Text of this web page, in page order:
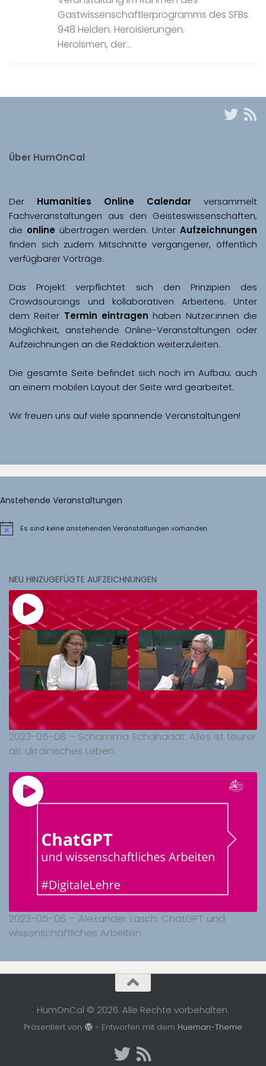
Gastwissenschaftlerprogramms des SFBs
948 Helden. Heroisierungen.
Heroismen, der...
Über HumOnCal
Der Humanities Online Calendar versammelt
Fachveranstaltungen aus den Geisteswissenschaften,
die online übertragen werden. Unter Aufzeichnungen
finden sich zudem Mitschnitte vergangener, öffentlich
Das Projekt verpflichtet sich den Prinzipien des
Crowdsourcings und kollaborativen Arbeitens. Unter
dem Reiter Termin eintragen haben Nutzer:innen die
Möglichkeit, anstehende Online-Veranstaltungen oder
Aufzeichnungen an die Redaktion weiterzuleiten.
Die gesamte Seite befindet sich noch im Aufbau; auch
Wir freuen uns auf viele spannende Veranstaltungen!
Anstehende Veranstaltungen
HinweisEs sind keine anstehenden Veranstaltungen vorhanden.
NEU HINZUGEFÜGTE AUFZEICHNUNGEN
2023-05-08 – Schamma Schahadat: Alles ist teurer
als ukrainisches Leben
2023-05-06 – Alexander Lasch: ChatGPT und
wissenschaftliches Arbeiten
HumOnCal © 2026. Alle Rechte vorbehalten.
Präsentiert von - Entworfen mit dem Hueman-Theme